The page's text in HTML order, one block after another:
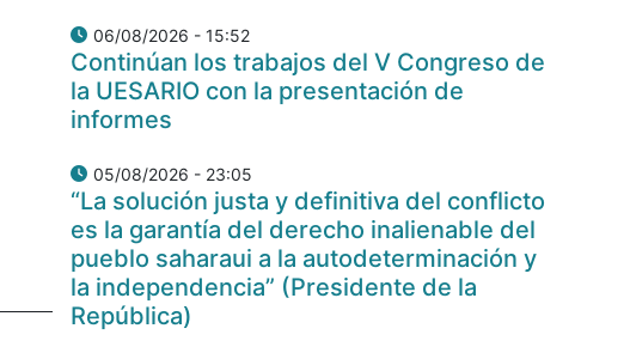
06/08/2026 - 15:52
Continúan los trabajos del V Congreso de
la UESARIO con la presentación de
informes
05/08/2026 - 23:05
“La solución justa y definitiva del conflicto
es la garantía del derecho inalienable del
pueblo saharaui a la autodeterminación y
la independencia” (Presidente de la
República)